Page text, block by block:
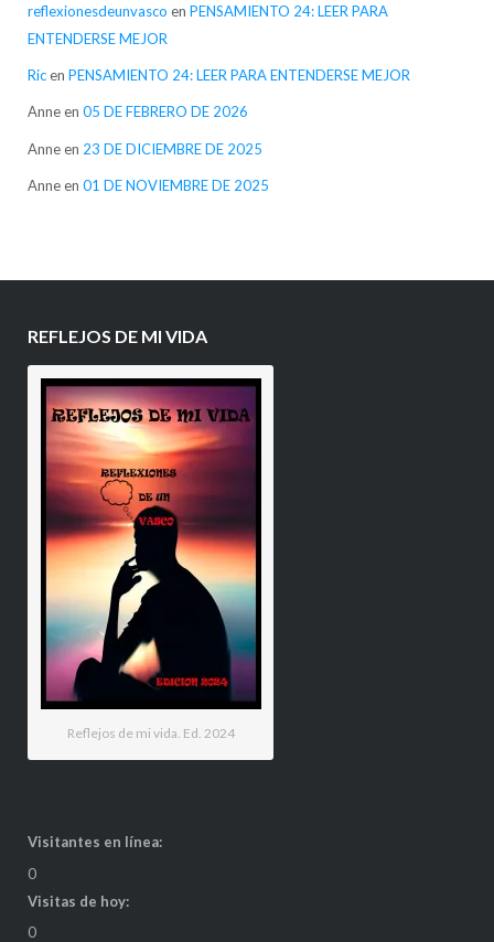
reflexionesdeunvasco en PENSAMIENTO 24: LEER PARA
ENTENDERSE MEJOR
Ricen PENSAMIENTO 24: LEER PARA ENTENDERSE MEJOR
Anneen 05 DE FEBRERO DE 2026
Anneen 23 DE DICIEMBRE DE 2025
Anneen 01 DE NOVIEMBRE DE 2025
REFLEJOS DE MI VIDA
Reflejos de mi vida. Ed. 2024
Visitantes en línea:
0
Visitas de hoy:
0